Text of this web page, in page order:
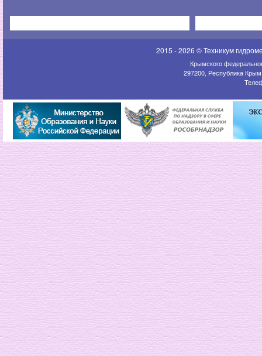
2015 - 2026 © Техникум
Крымского
297200, Республика